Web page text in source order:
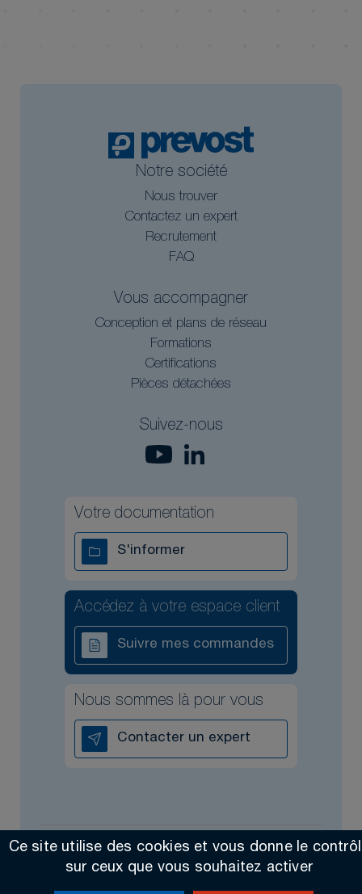
Notre société
Nous trouver
Contactez un expert
Recrutement
FAQ
Vous accompagner
Conception et plans de réseau
Formations
Certifications
Pièces détachées
Suivez-nous
Votre documentation
S'informer
Accédez à votre espace client
Suivre mes commandes
Nous sommes là pour vous
Contacter un expert
Tous droits réservés @2026 Contact Mentions légales
Ce site utilise des cookies et vous donne le
sur ceux que vous souhaitez activer